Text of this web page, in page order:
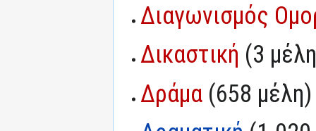
Διαγωνισμός
Δικαστική (3
Δράμα ‏‎ (658 μέλη)